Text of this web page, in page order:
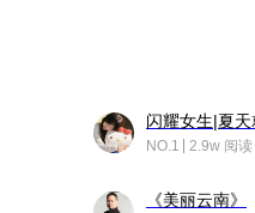
NO.1 2.9w 阅读
《美丽云南》